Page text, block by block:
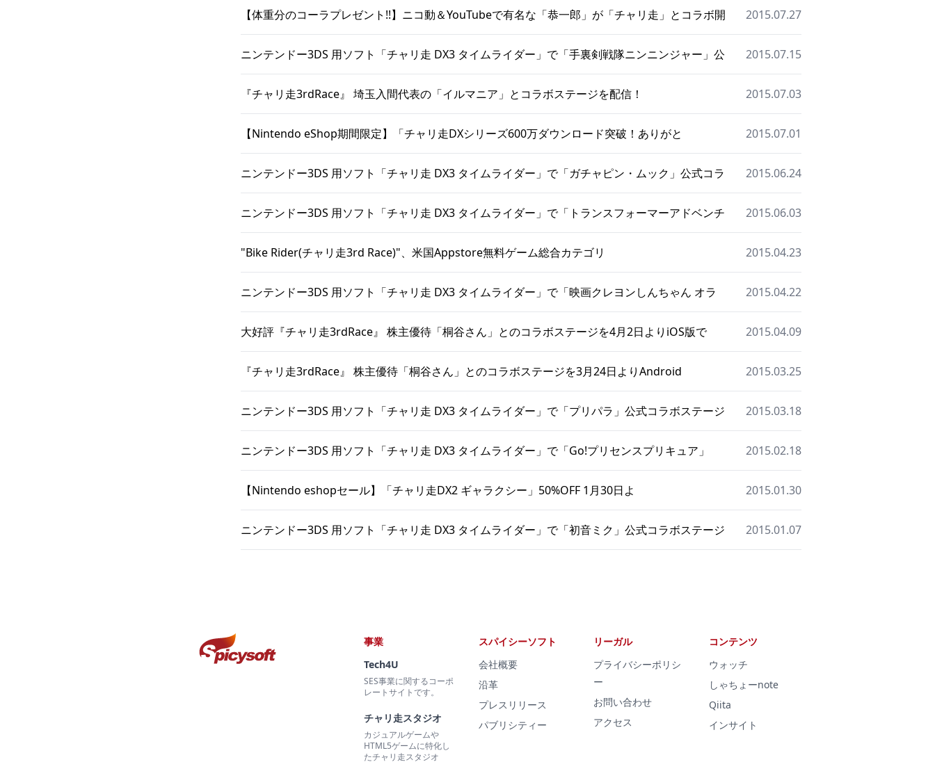
【体重分のコーラプレゼント!!】ニコ動＆YouTubeで有名な「恭一郎」が「チャリ走」とコラボ開 2015.07.27
ニンテンドー3DS 用ソフト「チャリ走 DX3 タイムライダー」で「手裏剣戦隊ニンニンジャー」公 2015.07.15
『チャリ走3rdRace』 埼玉入間代表の「イルマニア」とコラボステージを配信！ 2015.07.03
【Nintendo eShop期間限定】「チャリ走DXシリーズ600万ダウンロード突破！ありがと 2015.07.01
ニンテンドー3DS 用ソフト「チャリ走 DX3 タイムライダー」で「ガチャピン・ムック」公式コラ 2015.06.24
ニンテンドー3DS 用ソフト「チャリ走 DX3 タイムライダー」で「トランスフォーマーアドベンチ 2015.06.03
"Bike Rider(チャリ走3rd Race)"、米国Appstore無料ゲーム総合カテゴリ 2015.04.23
ニンテンドー3DS 用ソフト「チャリ走 DX3 タイムライダー」で「映画クレヨンしんちゃん オラ 2015.04.22
大好評『チャリ走3rdRace』 株主優待「桐谷さん」とのコラボステージを4月2日よりiOS版で 2015.04.09
『チャリ走3rdRace』 株主優待「桐谷さん」とのコラボステージを3月24日よりAndroid 2015.03.25
ニンテンドー3DS 用ソフト「チャリ走 DX3 タイムライダー」で「プリパラ」公式コラボステージ 2015.03.18
ニンテンドー3DS 用ソフト「チャリ走 DX3 タイムライダー」で「Go!プリセンスプリキュア」 2015.02.18
【Nintendo eshopセール】「チャリ走DX2 ギャラクシー」50%OFF 1月30日よ 2015.01.30
ニンテンドー3DS 用ソフト「チャリ走 DX3 タイムライダー」で「初音ミク」公式コラボステージ 2015.01.07
事業
Tech4U
SES事業に関するコーポ
レートサイトです。
チャリ走スタジオ
カジュアルゲームや
HTML5ゲームに特化し
たチャリ走スタジオ
スパイシーソフト
会社概要
沿革
プレスリリース
パブリシティー
リーガル
プライバシーポリシ
ー
お問い合わせ
アクセス
コンテンツ
ウォッチ
しゃちょーnote
Qiita
インサイト